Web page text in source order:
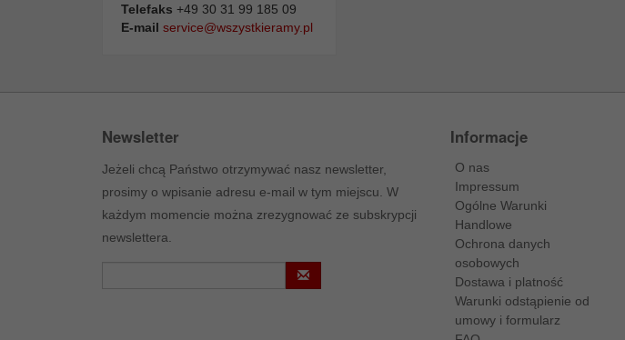
Telefaks +49 30 31 99 185 09
E-mail service@wszystkieramy.pl
Newsletter
Jeżeli chcą Państwo otrzymywać nasz newsletter,
prosimy o wpisanie adresu e-mail w tym miejscu. W
każdym momencie można zrezygnować ze subskrypcji
newslettera.
Informacje
O nas
Impressum
Ogólne Warunki
Handlowe
Ochrona danych
osobowych
Dostawa i platność
Warunki odstąpienie od
umowy i formularz